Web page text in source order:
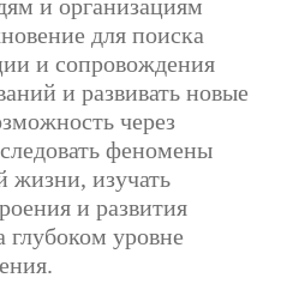
и организациям
для поиска
и сопровождения
и развивать новые
через
феномены
жизни, изучать
и развития
глубоком уровне